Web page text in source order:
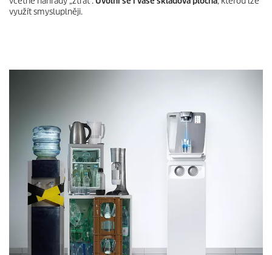
využít smysluplněji.